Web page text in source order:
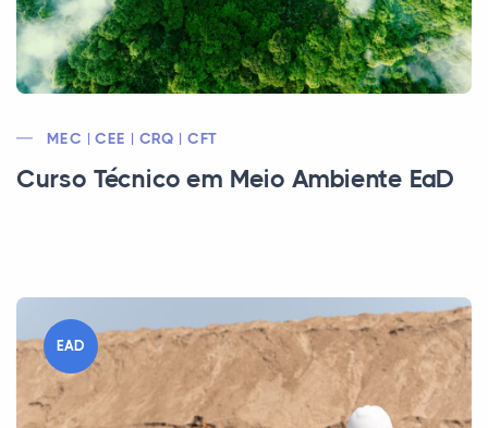
MEC | CEE | CRQ | CFT
Curso Técnico em Meio Ambiente EaD
EAD